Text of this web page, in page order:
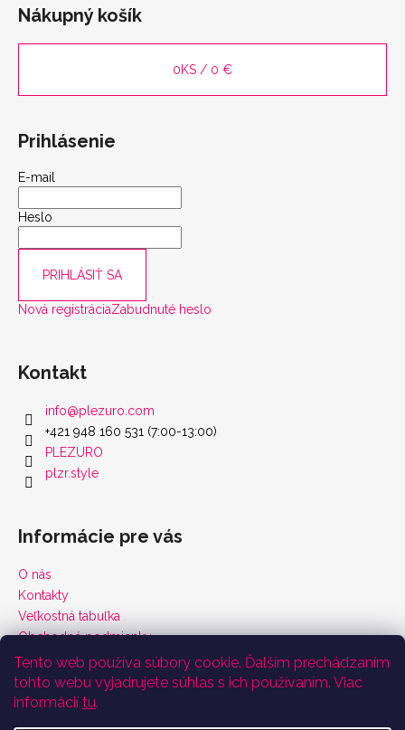
Tento web používa súbory cookie. Ďalším prechádzaním
tohto webu vyjadrujete súhlas s ich používaním. Viac
informácií tu.
Nákupný košík
0KS / 0 €
Prihlásenie
E-mail
Heslo
PRIHLÁSIŤ SA
Nová registráciaZabudnuté heslo
Kontakt
info@plezuro.com
+421 948 160 531 (7:00-13:00)
PLEZURO
plzr.style
Informácie pre vás
O nás
Kontakty
Veľkostná tabuľka
Obchodné podmienky
Vrátenie tovaru a reklamácie
Podmienky ochrany osobných údajov
Certifikáty